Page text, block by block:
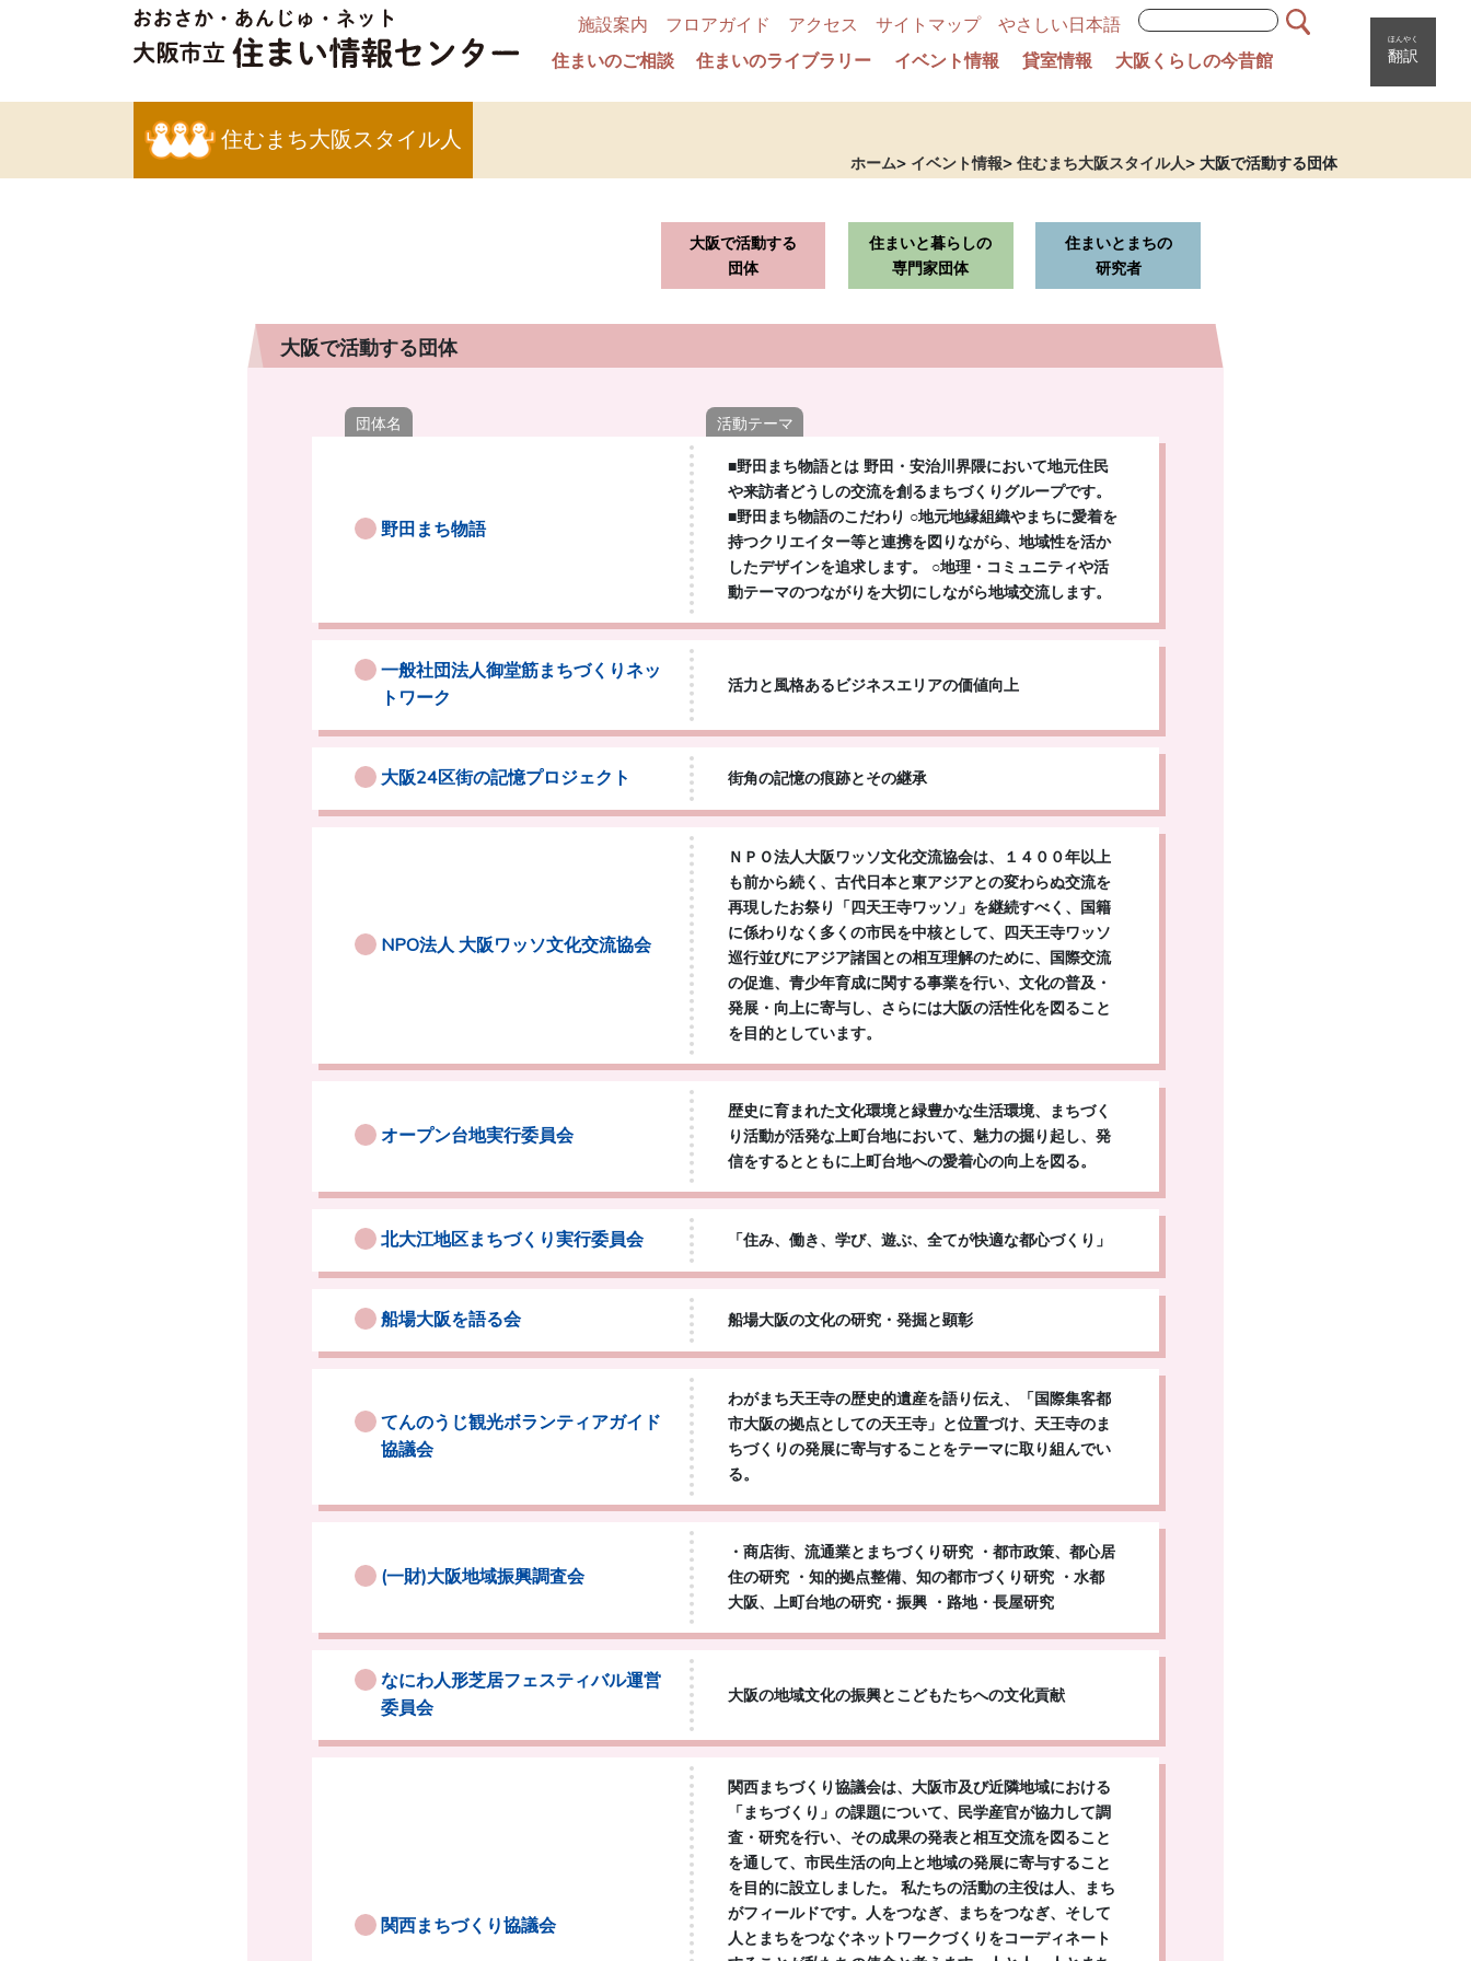
施設案内 フロアガイド アクセス サイトマップ
やさしい日本語
住まいのご相談
住まいのライブラリー イベント情報 貸室情報 大阪くらしの今昔館 翻訳
ほんやく
住むまち大阪スタイル人
ホーム イベント情報 住むまち大阪スタイル人 大阪で活動する団体
大阪で活動する
団体
住まいと暮らしの
専門家団体
住まいとまちの
研究者
大阪で活動する団体
団体名 活動テーマ
野田まち物語
■野田まち物語とは 野田・安治川界隈において地元住民
や来訪者どうしの交流を創るまちづくりグループです。
■野田まち物語のこだわり ○地元地縁組織やまちに愛着を
持つクリエイター等と連携を図りながら、地域性を活か
したデザインを追求します。 ○地理・コミュニティや活
動テーマのつながりを大切にしながら地域交流します。
一般社団法人御堂筋まちづくりネッ
トワーク
活力と風格あるビジネスエリアの価値向上
大阪24区街の記憶プロジェクト 街角の記憶の痕跡とその継承
NPO法人 大阪ワッソ文化交流協会
ＮＰＯ法人大阪ワッソ文化交流協会は、１４００年以上
も前から続く、古代日本と東アジアとの変わらぬ交流を
再現したお祭り「四天王寺ワッソ」を継続すべく、国籍
に係わりなく多くの市民を中核として、四天王寺ワッソ
巡行並びにアジア諸国との相互理解のために、国際交流
の促進、青少年育成に関する事業を行い、文化の普及・
発展・向上に寄与し、さらには大阪の活性化を図ること
を目的としています。
オープン台地実行委員会
歴史に育まれた文化環境と緑豊かな生活環境、まちづく
り活動が活発な上町台地において、魅力の掘り起し、発
信をするとともに上町台地への愛着心の向上を図る。
北大江地区まちづくり実行委員会 「住み、働き、学び、遊ぶ、全てが快適な都心づくり」
船場大阪を語る会 船場大阪の文化の研究・発掘と顕彰
てんのうじ観光ボランティアガイド
協議会
わがまち天王寺の歴史的遺産を語り伝え、「国際集客都
市大阪の拠点としての天王寺」と位置づけ、天王寺のま
ちづくりの発展に寄与することをテーマに取り組んでい
る。
(一財)大阪地域振興調査会
・商店街、流通業とまちづくり研究 ・都市政策、都心居
住の研究 ・知的拠点整備、知の都市づくり研究 ・水都
大阪、上町台地の研究・振興 ・路地・長屋研究
なにわ人形芝居フェスティバル運営
委員会
大阪の地域文化の振興とこどもたちへの文化貢献
関西まちづくり協議会
関西まちづくり協議会は、大阪市及び近隣地域における
「まちづくり」の課題について、民学産官が協力して調
査・研究を行い、その成果の発表と相互交流を図ること
を通して、市民生活の向上と地域の発展に寄与すること
を目的に設立しました。 私たちの活動の主役は人、まち
がフィールドです。人をつなぎ、まちをつなぎ、そして
人とまちをつなぐネットワークづくりをコーディネート